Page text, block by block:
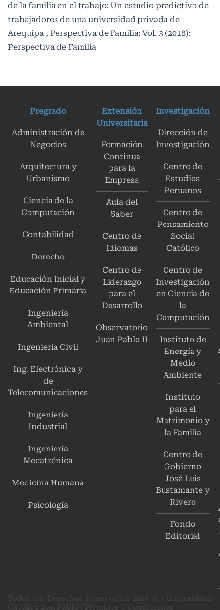
de la familia en el trabajo: Un estudio predictivo de
trabajadores de una universidad privada de
Arequipa , Perspectiva de Familia: Vol. 3 (2018):
Perspectiva de Familia
Pregrado
Administración de
Negocios
Arquitectura y
Urbanismo
Ciencia de la
Computación
Contabilidad
Derecho
Educación Inicial y
Educación Primaria
Ingeniería
Ambiental
Ingeniería Civil
Ing. Electrónica y
de
Telecomunicaciones
Ingeniería
Industrial
Ingeniería
Mecatrónica
Medicina Humana
Psicología
Extensión
Universitaria
Formación
Continua
para la
Empresa
Aula del
Saber
Centro de
Idiomas
Centro de
Liderazgo
para el
Desarrollo
Observatorio
Juan Pablo II
Investigación
Dirección de
Investigación
Centro de
Estudios
Peruanos
Centro de
Pensamiento
Social
Católico
Centro de
Investigación
en Ciencia de
la
Computación
Instituto de
Energía y
Medio
Ambiente
Instituto
para el
Matrimonio y
la Familia
Centro de
Gobierno
José Luis
Bustamante y
Rivero
Fondo
Editorial